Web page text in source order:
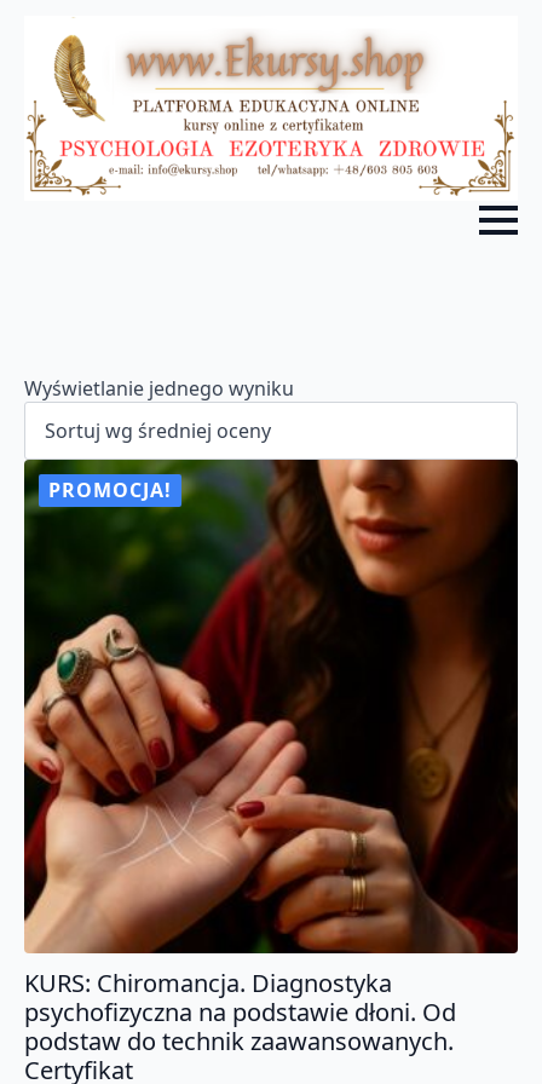
Wyświetlanie jednego wyniku
PROMOCJA!
KURS: Chiromancja. Diagnostyka
psychofizyczna na podstawie dłoni. Od
podstaw do technik zaawansowanych.
Certyfikat